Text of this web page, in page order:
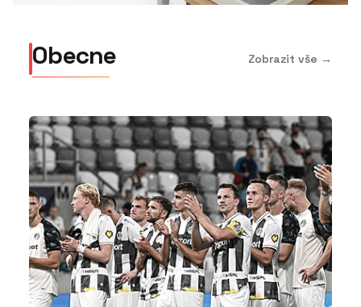
Obecne Zobrazit vše →